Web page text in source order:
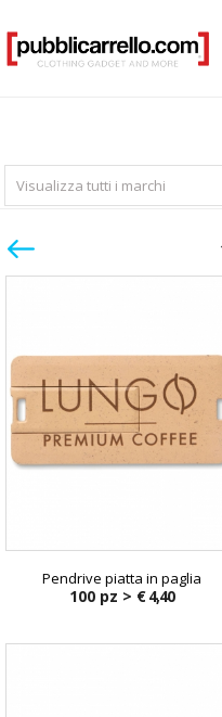
Visualizza tutti i marchi
Pendrive piatta in paglia
100 pz > € 4,40